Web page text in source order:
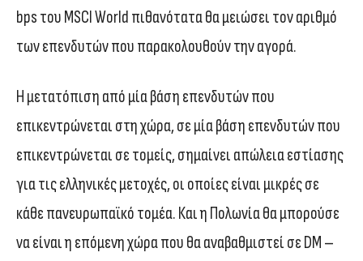
bps του MSCI World πιθανότατα θα μειώσει τον αριθμό
των επενδυτών που παρακολουθούν την αγορά.
Η μετατόπιση από μία βάση επενδυτών που
επικεντρώνεται στη χώρα, σε μία βάση επενδυτών που
επικεντρώνεται σε τομείς, σημαίνει απώλεια εστίασης
για τις ελληνικές μετοχές, οι οποίες είναι μικρές σε
κάθε πανευρωπαϊκό τομέα. Και η Πολωνία θα μπορούσε
να είναι η επόμενη χώρα που θα αναβαθμιστεί σε DM –